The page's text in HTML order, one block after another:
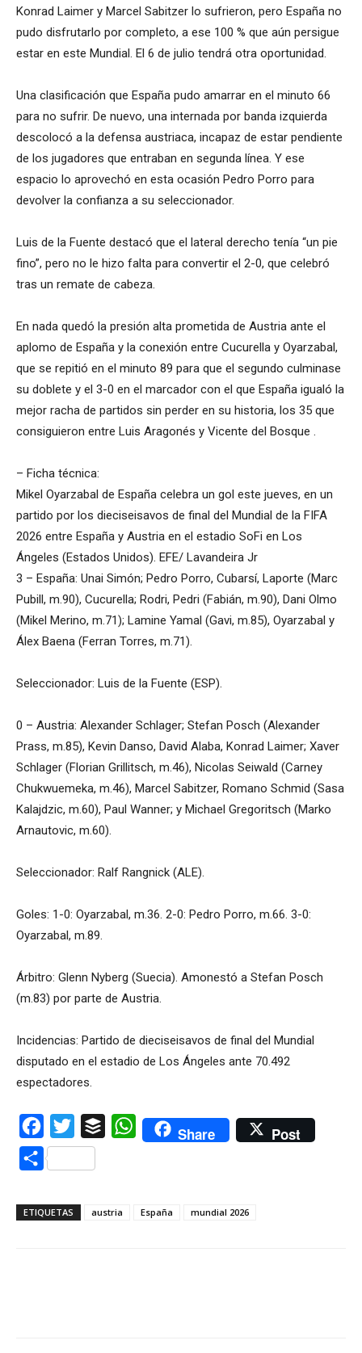
Konrad Laimer y Marcel Sabitzer lo sufrieron, pero España no
pudo disfrutarlo por completo, a ese 100 % que aún persigue
estar en este Mundial. El 6 de julio tendrá otra oportunidad.
Una clasificación que España pudo amarrar en el minuto 66
para no sufrir. De nuevo, una internada por banda izquierda
descolocó a la defensa austriaca, incapaz de estar pendiente
de los jugadores que entraban en segunda línea. Y ese
espacio lo aprovechó en esta ocasión Pedro Porro para
devolver la confianza a su seleccionador.
Luis de la Fuente destacó que el lateral derecho tenía “un pie
fino”, pero no le hizo falta para convertir el 2-0, que celebró
tras un remate de cabeza.
En nada quedó la presión alta prometida de Austria ante el
aplomo de España y la conexión entre Cucurella y Oyarzabal,
que se repitió en el minuto 89 para que el segundo culminase
su doblete y el 3-0 en el marcador con el que España igualó la
mejor racha de partidos sin perder en su historia, los 35 que
consiguieron entre Luis Aragonés y Vicente del Bosque .
– Ficha técnica:
Mikel Oyarzabal de España celebra un gol este jueves, en un
partido por los dieciseisavos de final del Mundial de la FIFA
2026 entre España y Austria en el estadio SoFi en Los
Ángeles (Estados Unidos). EFE/ Lavandeira Jr
3 – España: Unai Simón; Pedro Porro, Cubarsí, Laporte (Marc
Pubill, m.90), Cucurella; Rodri, Pedri (Fabián, m.90), Dani Olmo
(Mikel Merino, m.71); Lamine Yamal (Gavi, m.85), Oyarzabal y
Álex Baena (Ferran Torres, m.71).
Seleccionador: Luis de la Fuente (ESP).
0 – Austria: Alexander Schlager; Stefan Posch (Alexander
Prass, m.85), Kevin Danso, David Alaba, Konrad Laimer; Xaver
Schlager (Florian Grillitsch, m.46), Nicolas Seiwald (Carney
Chukwuemeka, m.46), Marcel Sabitzer, Romano Schmid (Sasa
Kalajdzic, m.60), Paul Wanner; y Michael Gregoritsch (Marko
Arnautovic, m.60).
Seleccionador: Ralf Rangnick (ALE).
Goles: 1-0: Oyarzabal, m.36. 2-0: Pedro Porro, m.66. 3-0:
Oyarzabal, m.89.
Árbitro: Glenn Nyberg (Suecia). Amonestó a Stefan Posch
(m.83) por parte de Austria.
Incidencias: Partido de dieciseisavos de final del Mundial
disputado en el estadio de Los Ángeles ante 70.492
espectadores.
Facebook
Twitter Buffer WhatsAppShare Post
Compartir
ETIQUETAS austria España mundial 2026